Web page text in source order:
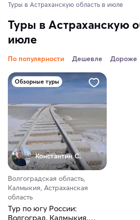
Туры в Астраханскую область в июле
Туры в Астраханскую
июле
По популярности Дешевле Дороже
Обзорные туры
Константин С.
Волгоградская область,
Калмыкия, Астраханская
область
Тур по югу России:
Волгоград, Калмыкия,